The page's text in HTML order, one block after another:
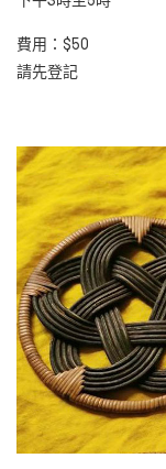
費用：$50
請先登記